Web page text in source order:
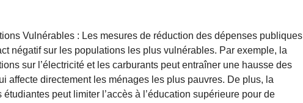
Vulnérables : Les mesures de réduction des dépenses publiques
négatif sur les populations les plus vulnérables. Par exemple, la
sur l’électricité et les carburants peut entraîner une hausse des
affecte directement les ménages les plus pauvres. De plus, la
peut limiter l’accès à l’éducation supérieure pour de